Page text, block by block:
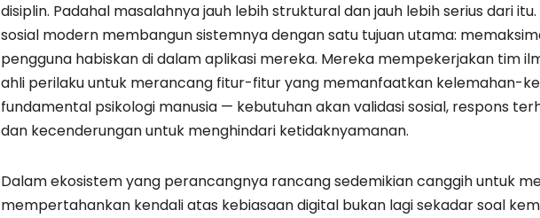
disiplin. Padahal masalahnya jauh lebih struktural dan jauh lebih serius dari
sosial modern membangun sistemnya dengan satu tujuan utama:
pengguna habiskan di dalam aplikasi mereka. Mereka mempekerjakan tim
ahli perilaku untuk merancang fitur-fitur yang memanfaatkan kelemahan-
fundamental psikologi manusia — kebutuhan akan validasi sosial, respons
dan kecenderungan untuk menghindari ketidaknyamanan.
Dalam ekosistem yang perancangnya rancang sedemikian canggih untuk
mempertahankan kendali atas kebiasaan digital bukan lagi sekadar soal